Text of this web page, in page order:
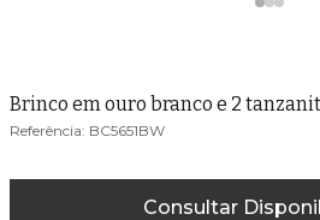
Brinco em ouro branco e 2
BC5651BW
Consultar